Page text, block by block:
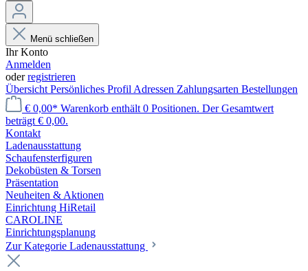
Menü schließen
Ihr Konto
Anmelden
oderregistrieren
Übersicht Persönliches Profil Adressen Zahlungsarten Bestellungen
€ 0,00* Warenkorb enthält 0 Positionen. Der Gesamtwert
beträgt € 0,00.
Kontakt
Laden­ausstattung
Schaufenster­figuren
Dekobüsten & Torsen
Präsentation
Neuheiten & Aktionen
Einrichtung HiRetail
CAROLINE
Einrichtungsplanung
Zur Kategorie Laden­ausstattung